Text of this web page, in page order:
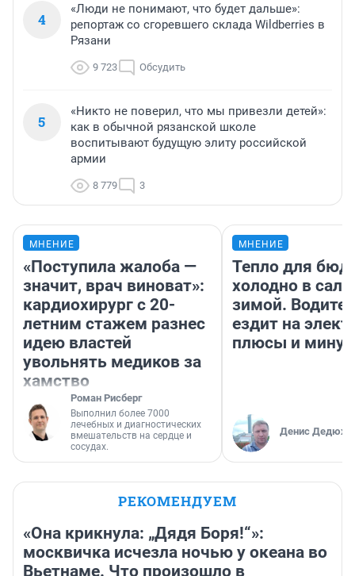
4
«Люди не понимают, что будет дальше»:
репортаж со сгоревшего склада Wildberries в
Рязани
9 723 Обсудить
5
«Никто не поверил, что мы привезли детей»:
как в обычной рязанской школе
воспитывают будущую элиту российской
армии
8 779 3
МНЕНИЕ
«Поступила жалоба —
значит, врач виноват»:
кардиохирург с 20-
летним стажем разнес
идею властей
увольнять медиков за
хамство
Роман Рисберг
Выполнил более 7000
лечебных и диагностических
вмешательств на сердце и
сосудах.
МНЕНИЕ
Тепло для
холодно в
зимой.
ездит на
плюсы и
Денис
РЕКОМЕНДУЕМ
«Она крикнула: „Дядя Боря!“»:
москвичка исчезла ночью у океана во
Вьетнаме. Что произошло в